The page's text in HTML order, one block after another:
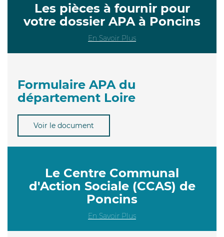
Les pièces à fournir pour
votre dossier APA à Poncins
En Savoir Plus
Formulaire APA du
département Loire
Voir le document
Le Centre Communal
d'Action Sociale (CCAS) de
Poncins
En Savoir Plus